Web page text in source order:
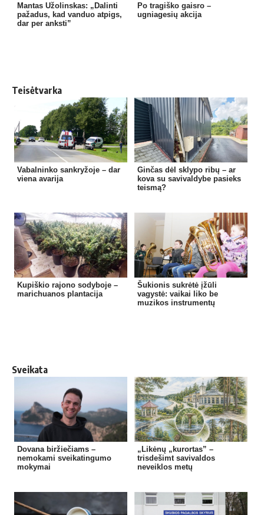
Mantas Užolinskas: „Dalinti
pažadus, kad vanduo atpigs,
dar per anksti”
Po tragiško gaisro –
ugniagesių akcija
Teisėtvarka
Vabalninko sankryžoje – dar
viena avarija
Ginčas dėl sklypo ribų – ar
kova su savivaldybe pasieks
teismą?
Kupiškio rajono sodyboje –
marichuanos plantacija
Šukionis sukrėtė įžūli
vagystė: vaikai liko be
muzikos instrumentų
Sveikata
Dovana biržiečiams –
nemokami sveikatingumo
mokymai
„Likėnų „kurortas” –
trisdešimt savivaldos
neveiklos metų